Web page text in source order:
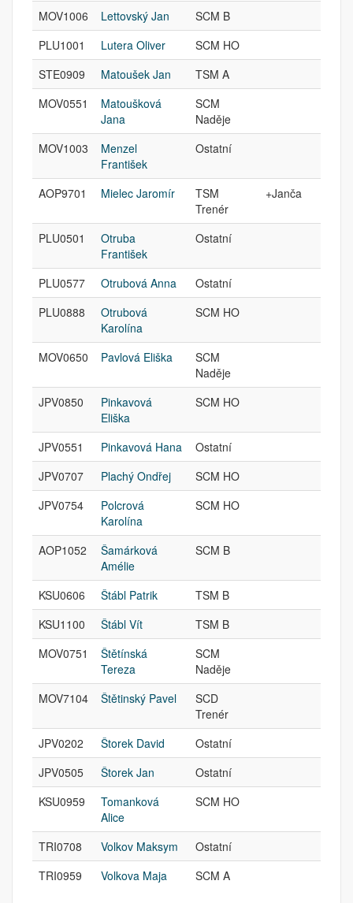
MOV1006
Lettovský Jan
SCM B
PLU1001
Lutera Oliver
SCM HO
STE0909
Matoušek Jan
TSM A
MOV0551
Matoušková
Jana
SCM
Naděje
MOV1003
Menzel
František
Ostatní
AOP9701 Mielec Jaromír
TSM
Trenér
+Janča
PLU0501
Otruba
František
Ostatní
PLU0577 Otrubová Anna
Ostatní
PLU0888
Otrubová
Karolína
SCM HO
MOV0650 Pavlová Eliška
SCM
Naděje
JPV0850
Pinkavová
Eliška
SCM HO
JPV0551 Pinkavová Hana
Ostatní
JPV0707
Plachý Ondřej
SCM HO
JPV0754
Polcrová
Karolína
SCM HO
AOP1052
Šamárková
Amélie
SCM B
KSU0606 Štábl Patrik
TSM B
KSU1100
Štábl Vít
TSM B
MOV0751
Štětínská
Tereza
SCM
Naděje
MOV7104
Štětinský Pavel
SCD
Trenér
JPV0202
Štorek David
Ostatní
JPV0505
Štorek Jan
Ostatní
KSU0959
Tomanková
Alice
SCM HO
TRI0708 Volkov Maksym
Ostatní
TRI0959
Volkova Maja SCM A